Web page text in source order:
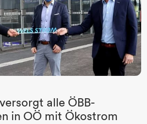
alle ÖBB-
in OÖ mit Ökostrom